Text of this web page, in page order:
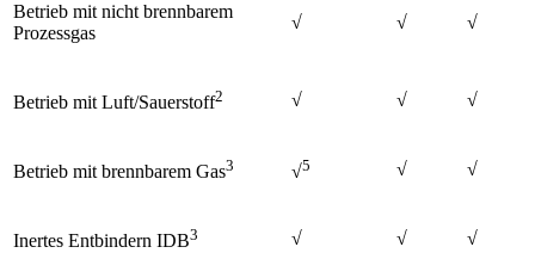
Betrieb mit nicht brennbarem
Prozessgas
√ √ √
Betrieb mit Luft/Sauerstoff2 √ √ √
Betrieb mit brennbarem Gas3 √5 √ √
Inertes Entbindern IDB3 √ √ √